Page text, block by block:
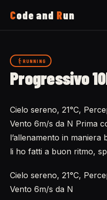
Code and Run
Running
Uses
Now
About
RUNNING
Progressivo
Cielo sereno, 21°C,
Vento 6m/s da N Prima
l’allenamento in
li ho fatti a buon ritmo,
Cielo sereno, 21°C,
Vento 6m/s da N